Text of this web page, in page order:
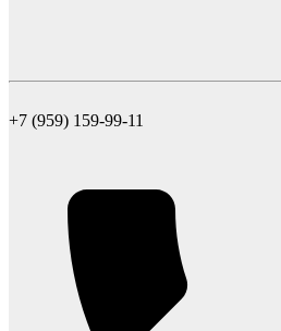
+7 (959) 159-99-11